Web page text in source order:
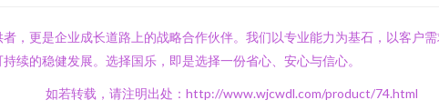
，更是企业成长道路上的战略合作伙伴。我们以专业能力为基石，以客户
续的稳健发展。选择国乐，即是选择一份省心、安心与信心。
如若转载，请注明出处：http://www.wjcwdl.com/product/74.html